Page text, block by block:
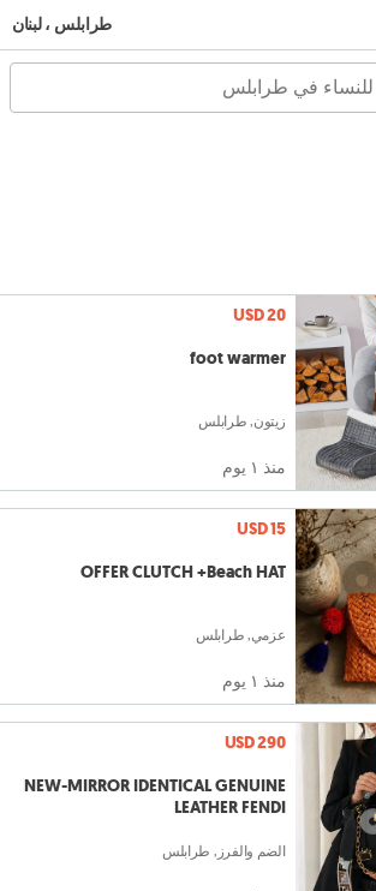
طرابلس ، لبنان
USD 20
foot warmer
زيتون, طرابلس
منذ ١ يوم
USD 15
OFFER CLUTCH +Beach HAT
عزمي, طرابلس
منذ ١ يوم
USD 290
NEW-MIRROR IDENTICAL GENUINE
LEATHER FENDI
الضم والفرز, طرابلس